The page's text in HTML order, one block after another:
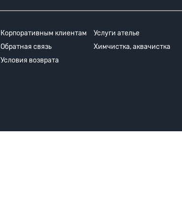
Корпоративным клиентам
Услуги ателье
Обратная связь
Химчистка, аквачистка
Условия возврата